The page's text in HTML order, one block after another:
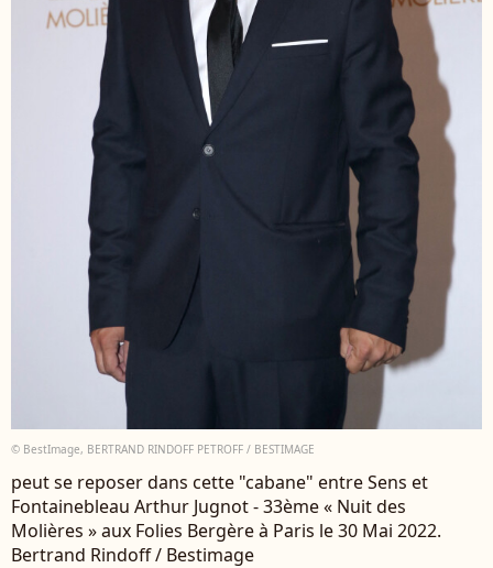
© BestImage, BERTRAND RINDOFF PETROFF / BESTIMAGE
peut se reposer dans cette "cabane" entre Sens et
Fontainebleau Arthur Jugnot - 33ème « Nuit des
Molières » aux Folies Bergère à Paris le 30 Mai 2022.
Bertrand Rindoff / Bestimage